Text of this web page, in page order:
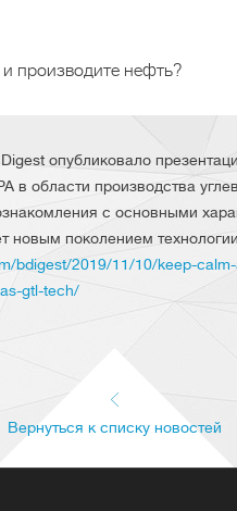
производите нефть?
опубликовало
в области производства
с основными
новым поколением
bdigest/2019/11/10/keep-
gtl-tech/
Вернуться к списку новостей